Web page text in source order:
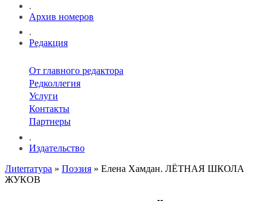
.
Архив номеров
.
Редакция
От главного редактора
Редколлегия
Услуги
Контакты
Партнеры
.
Издательство
Лиterraтура » Поэзия » Елена Хамдан. ЛЁТНАЯ ШКОЛА
ЖУКОВ